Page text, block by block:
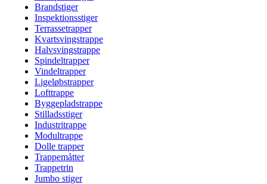
Brandstiger
Inspektionsstiger
Terrassetrapper
Kvartsvingstrappe
Halvsvingstrappe
Spindeltrapper
Vindeltrapper
Ligeløbstrapper
Lofttrappe
Byggepladstrappe
Stilladsstiger
Industritrappe
Modultrappe
Dolle trapper
Trappemåtter
Trappetrin
Jumbo stiger